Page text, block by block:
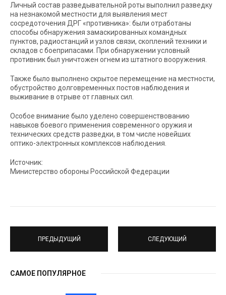
Личный состав разведывательной роты выполнил разведку
на незнакомой местности для выявления мест
сосредоточения ДРГ «противника»: были отработаны
способы обнаружения замаскированных командных
пунктов, радиостанций и узлов связи, скоплений техники и
складов с боеприпасами. При обнаружении условный
противник был уничтожен огнем из штатного вооружения.
Также было выполнено скрытое перемещение на местности,
обустройство долговременных постов наблюдения и
выживание в отрыве от главных сил.
Особое внимание было уделено совершенствованию
навыков боевого применения современного оружия и
технических средств разведки, в том числе новейших
оптико-электронных комплексов наблюдения.
Источник:
Министерство обороны Российской Федерации
ПРЕДЫДУЩИЙ СЛЕДУЮЩИЙ
САМОЕ ПОПУЛЯРНОЕ